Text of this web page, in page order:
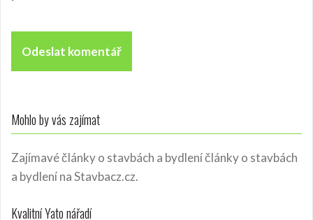
Mohlo by vás zajímat
Zajímavé články o stavbách a bydleníčlánky o stavbách
a bydlenína Stavbacz.cz.
Kvalitní Yato nářadí